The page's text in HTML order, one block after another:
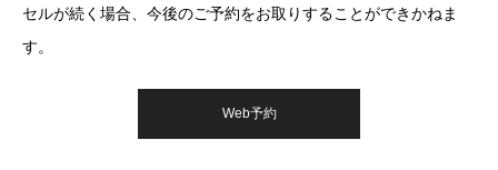
セルが続く場合、今後のご予約をお取りすることができかねま
す。
Web予約